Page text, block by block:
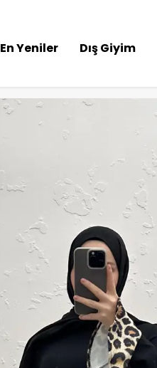
En Yeniler Dış Giyim